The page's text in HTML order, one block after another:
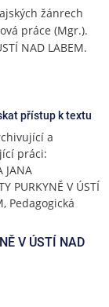
žánrech
práce (Mgr.).
NAD LABEM.
přístup k textu
a
práci:
JANA
PURKYNĚ V ÚSTÍ
Pedagogická
V ÚSTÍ NAD